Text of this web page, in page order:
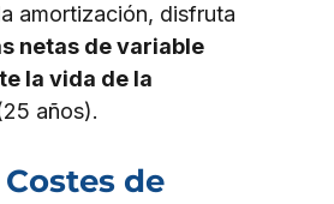
amortización, disfruta
netas de variable
la vida de la
años).
de